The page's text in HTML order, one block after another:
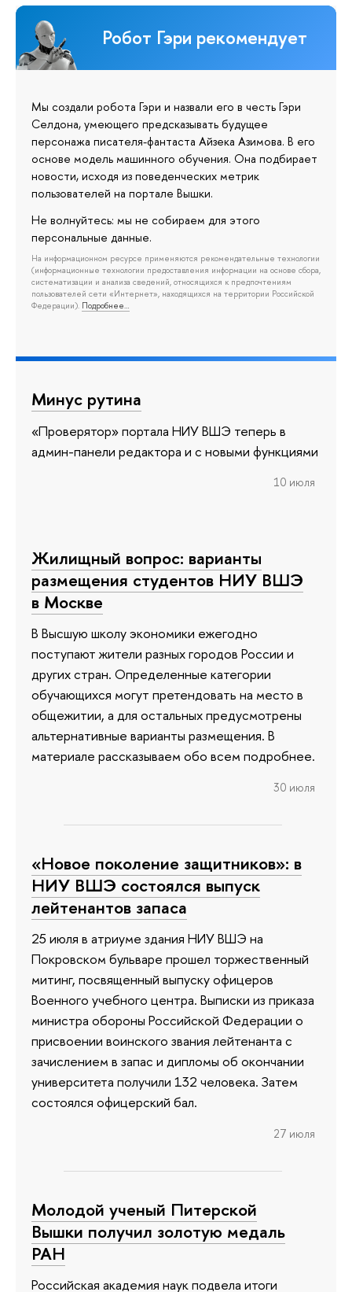
Робот Гэри рекомендует
Мы создали робота Гэри и назвали его в честь Гэри
Селдона, умеющего предсказывать будущее
персонажа писателя-фантаста Айзека Азимова. В его
основе модель машинного обучения. Она подбирает
новости, исходя из поведенческих метрик
пользователей на портале Вышки.
Не волнуйтесь: мы не собираем для этого
персональные данные.
На информационном ресурсе применяются рекомендательные технологии
(информационные технологии предоставления информации на основе сбора,
систематизации и анализа сведений, относящихся к предпочтениям
пользователей сети «Интернет», находящихся на территории Российской
Федерации). Подробнее…
Минус рутина
«Проверятор» портала НИУ ВШЭ теперь в
админ-панели редактора и с новыми функциями
10 июля
Жилищный вопрос: варианты
размещения студентов НИУ ВШЭ
в Москве
В Высшую школу экономики ежегодно
поступают жители разных городов России и
других стран. Определенные категории
обучающихся могут претендовать на место в
общежитии, а для остальных предусмотрены
альтернативные варианты размещения. В
материале рассказываем обо всем подробнее.
30 июля
«Новое поколение защитников»: в
НИУ ВШЭ состоялся выпуск
лейтенантов запаса
25 июля в атриуме здания НИУ ВШЭ на
Покровском бульваре прошел торжественный
митинг, посвященный выпуску офицеров
Военного учебного центра. Выписки из приказа
министра обороны Российской Федерации о
присвоении воинского звания лейтенанта с
зачислением в запас и дипломы об окончании
университета получили 132 человека. Затем
состоялся офицерский бал.
27 июля
Молодой ученый Питерской
Вышки получил золотую медаль
РАН
Российская академия наук подвела итоги